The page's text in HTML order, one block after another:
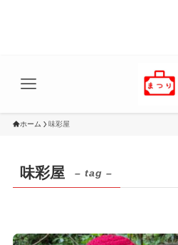
ホーム 味彩屋
味彩屋 – tag –